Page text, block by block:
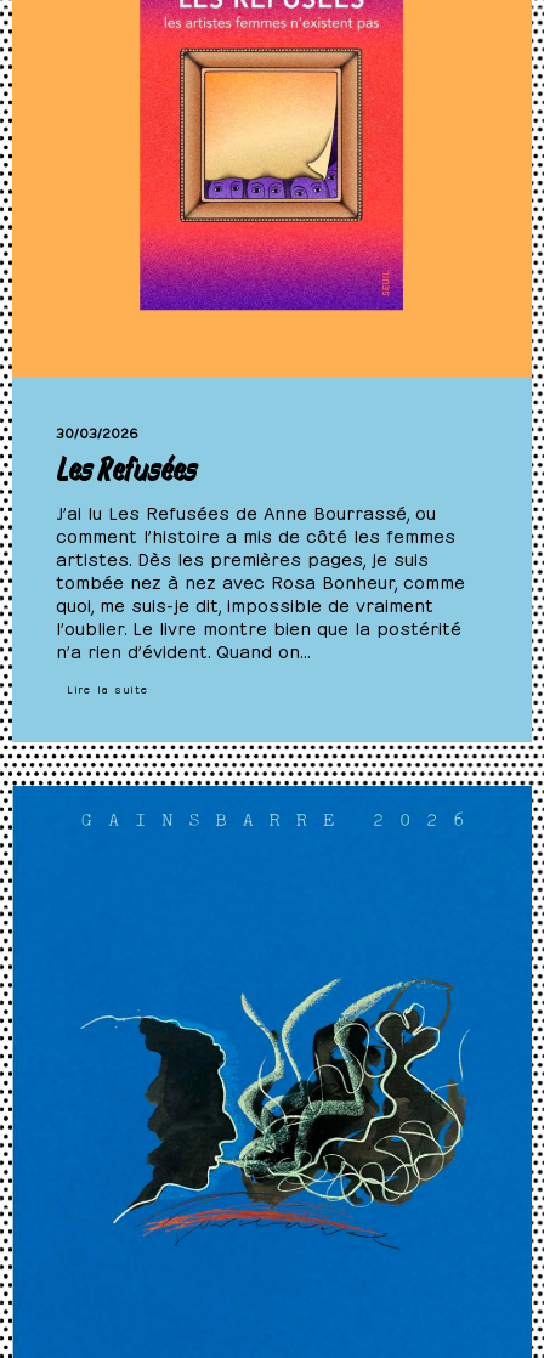
30/03/2026
Les Refusées
J’ai lu Les Refusées de Anne Bourrassé, ou
comment l’histoire a mis de côté les femmes
artistes. Dès les premières pages, je suis
tombée nez à nez avec Rosa Bonheur, comme
quoi, me suis-je dit, impossible de vraiment
l’oublier. Le livre montre bien que la postérité
n’a rien d’évident. Quand on…
Lire la suite